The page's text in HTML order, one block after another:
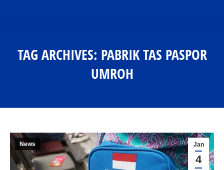
TAG ARCHIVES: PABRIK TAS PASPOR
UMROH
Jan
4
News